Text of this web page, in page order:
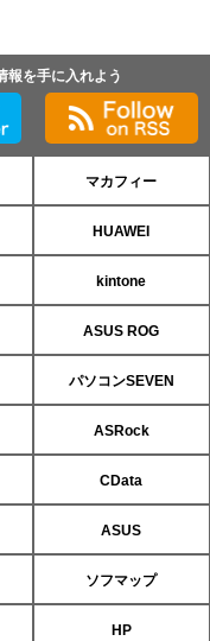
報を手に入れよう
マカフィー
HUAWEI
kintone
ASUS ROG
パソコンSEVEN
ASRock
CData
ASUS
ソフマップ
HP